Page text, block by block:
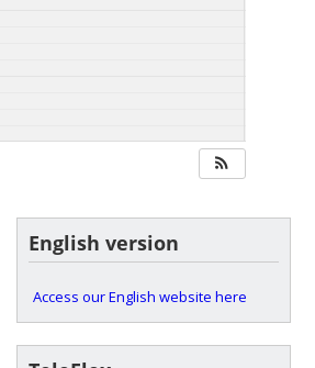
English version
Access our English website here